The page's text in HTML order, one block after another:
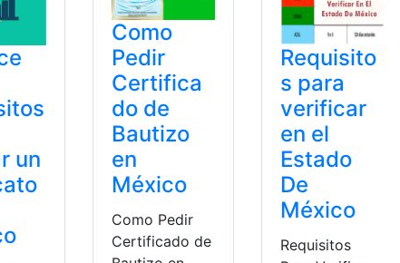
un
Como
Pedir
Certifica
do de
Bautizo
en
México
Como Pedir
Certificado de
Requisito
s para
verificar
en el
Estado
De
México
Requisitos